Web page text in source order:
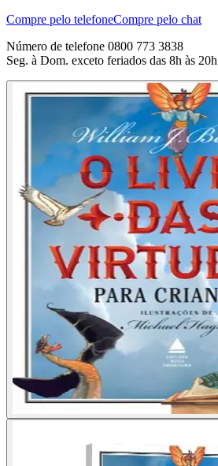
Compre pelo telefoneCompre pelo chat
Número de telefone 0800 773 3838
Seg. à Dom. exceto feriados das 8h às 20h